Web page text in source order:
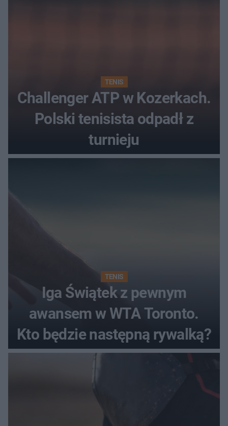
TENIS
Challenger ATP w Kozerkach.
Polski tenisista odpadł z
turnieju
TENIS
Iga Świątek z pewnym
awansem w WTA Toronto.
Kto będzie następną rywalką?